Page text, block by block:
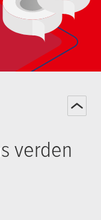
s verden